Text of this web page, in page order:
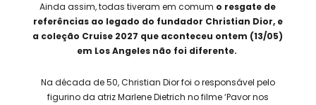
Ainda assim, todas tiveram em comum o resgate de
referências ao legado do fundador Christian Dior, e
a coleção Cruise 2027 que aconteceu ontem (13/05)
em Los Angeles não foi diferente.
Na década de 50, Christian Dior foi o responsável pelo
figurino da atriz Marlene Dietrich no filme ‘Pavor nos